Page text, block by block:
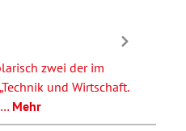
zwei der im
und Wirtschaft.
Mehr